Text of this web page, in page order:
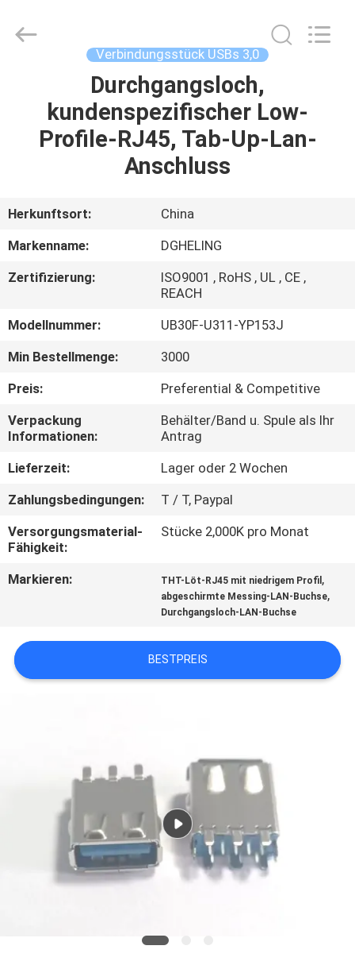
PRODUKTE
UNS
AUSFLUG
TRETEN
SIE
MIT
UNS
IN
VERBINDUNG
FORDERN
ZITAT
PRIVACY
POLICY
Rights
Reserved.
Verbindungsstück USBs 3,0
Durchgangsloch,
kundenspezifischer Low-
Profile-RJ45, Tab-Up-Lan-
Anschluss
Herkunftsort:
China
Markenname:
DGHELING
Zertifizierung:
ISO9001 , RoHS , UL , CE ,
REACH
Modellnummer:
UB30F-U311-YP153J
Min Bestellmenge:
3000
Preis:
Preferential & Competitive
Verpackung
Informationen:
Behälter/Band u. Spule als Ihr
Antrag
Lieferzeit:
Lager oder 2 Wochen
Zahlungsbedingungen:
T / T, Paypal
Versorgungsmaterial-
Fähigkeit:
Stücke 2,000K pro Monat
Markieren: THT-Löt-RJ45 mit niedrigem Profil ,
abgeschirmte Messing-LAN-Buchse,
Durchgangsloch-LAN-Buchse
BESTPREIS